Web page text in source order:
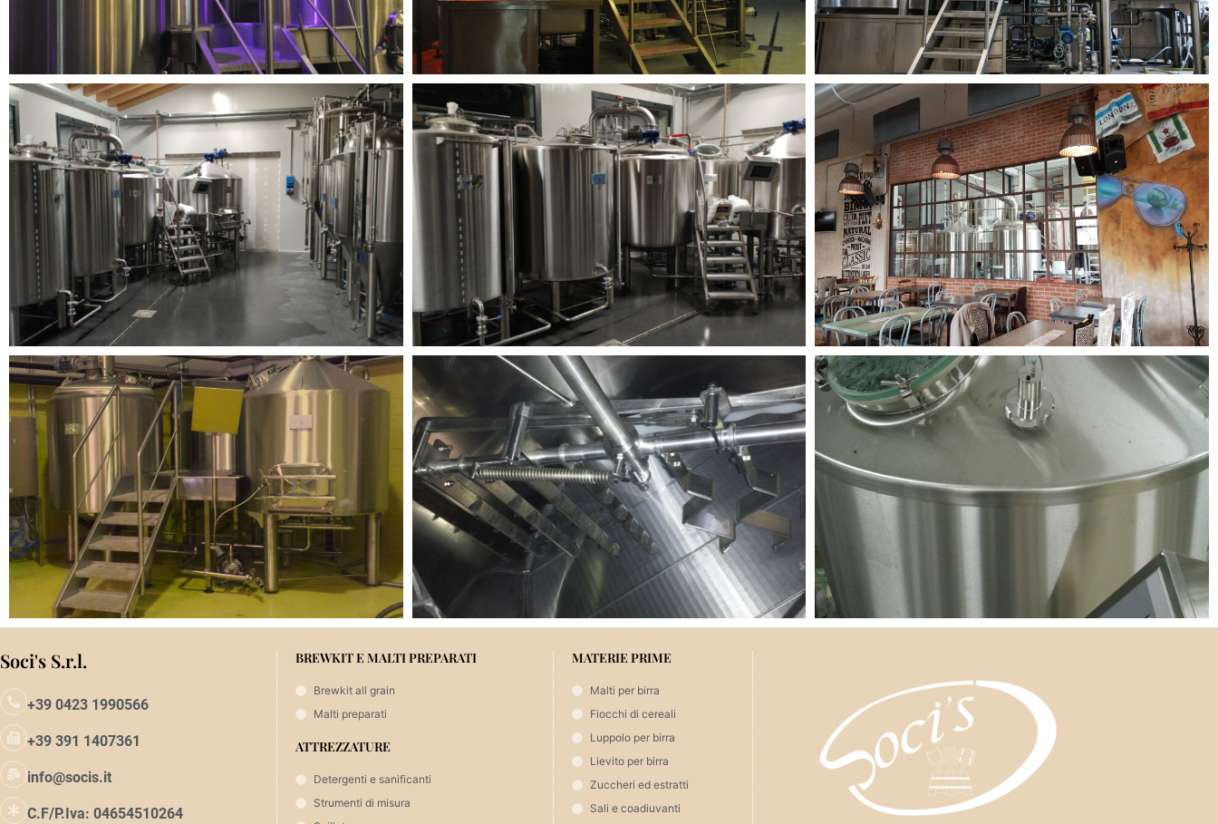
Soci's S.r.l.
+39 0423 1990566
+39 391 1407361
info@socis.it
C.F/P.Iva: 04654510264
BREWKIT E MALTI PREPARATI
Brewkit all grain
Malti preparati
ATTREZZATURE
Detergenti e sanificanti
Strumenti di misura
MATERIE PRIME
Malti per birra
Fiocchi di cereali
Luppolo per birra
Lievito per birra
Zuccheri ed estratti
Sali e coadiuvanti